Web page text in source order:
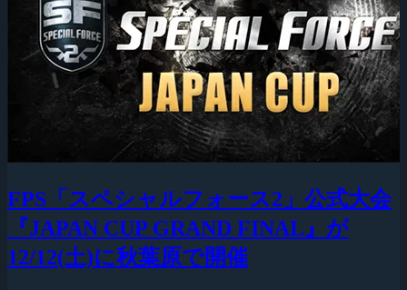
FPS「スペシャルフォース2」公式大会
『JAPAN CUP GRAND FINAL』が
12/12(土)に秋葉原で開催